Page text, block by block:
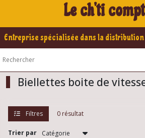
Le ch'ti
Biellettes boite de
Filtres 0 résultat
Trier par
Peugeot
206
Boite
vitesse
206
Pièces
boite
de